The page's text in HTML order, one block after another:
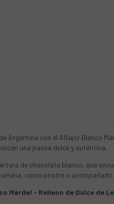
Argentina con el Alfajor Blanco
una pausa dulce y auténtica.
de chocolate blanco, que
como postre o
Márdel - Relleno de Dulce de